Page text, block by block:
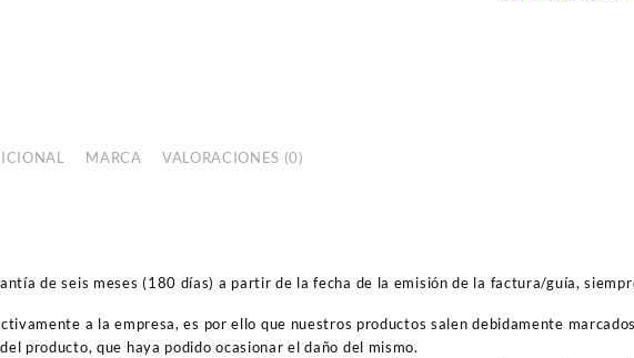
MARCA VALORACIONES (0)
de seis meses (180 días) a partir de la fecha de la emisión de la factura/guía,
a la empresa, es por ello que nuestros productos salen debidamente
producto, que haya podido ocasionar el daño del mismo.